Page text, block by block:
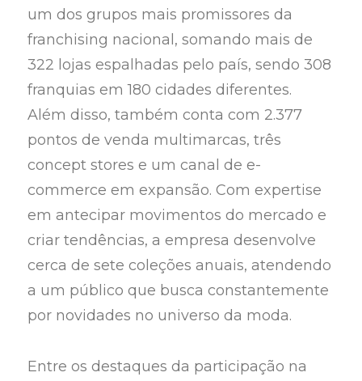
um dos grupos mais promissores da
franchising nacional, somando mais de
322 lojas espalhadas pelo país, sendo 308
franquias em 180 cidades diferentes.
Além disso, também conta com 2.377
pontos de venda multimarcas, três
concept stores e um canal de e-
commerce em expansão. Com expertise
em antecipar movimentos do mercado e
criar tendências, a empresa desenvolve
cerca de sete coleções anuais, atendendo
a um público que busca constantemente
por novidades no universo da moda.
Entre os destaques da participação na